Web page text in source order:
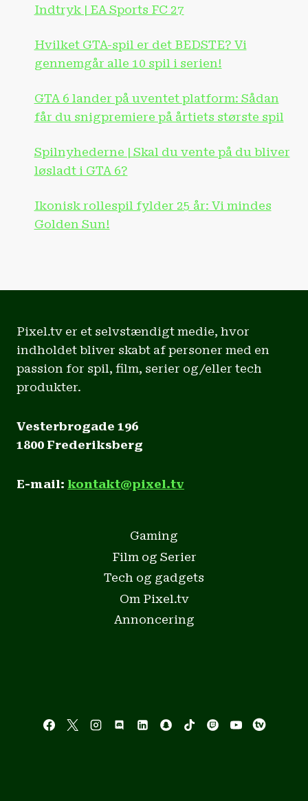
Indtryk | EA Sports FC 27
Hvilket GTA-spil er det BEDSTE? Vi
gennemgår alle 10 spil i serien!
GTA 6 lander på uventet platform: Sådan
får du snigpremiere på årtiets største spil
Spilnyhederne | Skal du vente på du bliver
løsladt i GTA 6?
Ikonisk rollespil fylder 25 år: Vi mindes
Golden Sun!
Pixel.tv er et selvstændigt medie, hvor
indholdet bliver skabt af personer med en
passion for spil, film, serier og/eller tech
produkter.
Vesterbrogade 196
1800 Frederiksberg
E-mail: kontakt@pixel.tv
Gaming
Film og Serier
Tech og gadgets
Om Pixel.tv
Annoncering